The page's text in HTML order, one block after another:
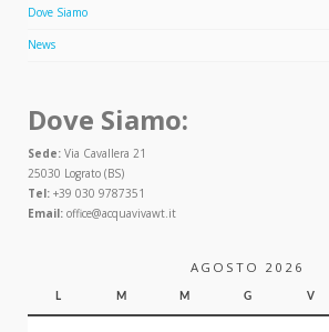
Dove Siamo
News
Dove Siamo:
Sede:Via Cavallera 21
25030 Lograto (BS)
Tel:+39 030 9787351
Email:office@acquavivawt.it
AGOSTO 2026
L M M G V